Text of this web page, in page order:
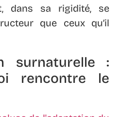
dans sa rigidité, se
que ceux qu’il
surnaturelle :
rencontre le